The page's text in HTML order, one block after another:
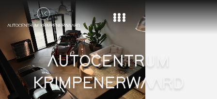
Home
Aanbod
Diensten
AUTOCENTRUM
KRIMPENERWAARD